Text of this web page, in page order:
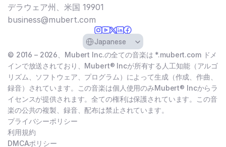
デラウェア州、米国 19901​
business@mubert.com
Select Language
Japanese
© 2016 – 2026、Mubert Inc.の全ての音楽は *.mubert.com ドメ
インで放送されており、Mubert® Incが所有する人工知能（アルゴ
リズム、ソフトウェア、プログラム）によって生成（作成、作曲、
録音）されています。この音楽は個人使用のみMubert® Incからラ
イセンスが提供されます。全ての権利は保護されています。この音
楽の公共の複製、録音、配布は禁止されています。
プライバシーポリシー
利用規約
DMCAポリシー